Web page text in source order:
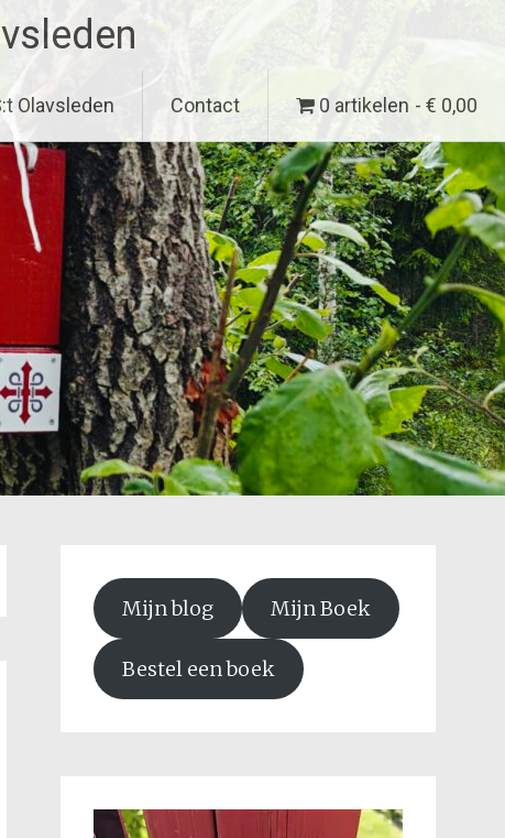
Olavsleden Contact 0 artikelen € 0,00
Mijn blog Mijn Boek
Bestel een boek